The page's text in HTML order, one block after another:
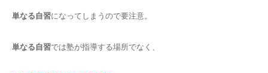
単なる自習になってしまうので要注意。
単なる自習では塾が指導する場所でなく、